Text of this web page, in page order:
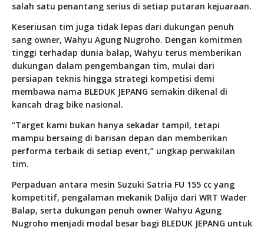
salah satu penantang serius di setiap putaran kejuaraan.
Keseriusan tim juga tidak lepas dari dukungan penuh
sang owner, Wahyu Agung Nugroho. Dengan komitmen
tinggi terhadap dunia balap, Wahyu terus memberikan
dukungan dalam pengembangan tim, mulai dari
persiapan teknis hingga strategi kompetisi demi
membawa nama BLEDUK JEPANG semakin dikenal di
kancah drag bike nasional.
“Target kami bukan hanya sekadar tampil, tetapi
mampu bersaing di barisan depan dan memberikan
performa terbaik di setiap event,” ungkap perwakilan
tim.
Perpaduan antara mesin Suzuki Satria FU 155 cc yang
kompetitif, pengalaman mekanik Dalijo dari WRT Wader
Balap, serta dukungan penuh owner Wahyu Agung
Nugroho menjadi modal besar bagi BLEDUK JEPANG untuk